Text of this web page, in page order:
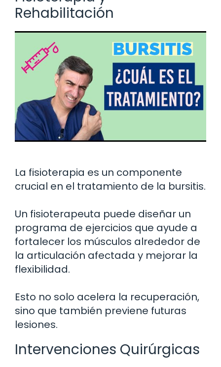
Rehabilitación
La fisioterapia es un componente
crucial en el tratamiento de la bursitis.
Un fisioterapeuta puede diseñar un
programa de ejercicios que ayude a
fortalecer los músculos alrededor de
la articulación afectada y mejorar la
flexibilidad.
Esto no solo acelera la recuperación,
sino que también previene futuras
lesiones.
Intervenciones Quirúrgicas